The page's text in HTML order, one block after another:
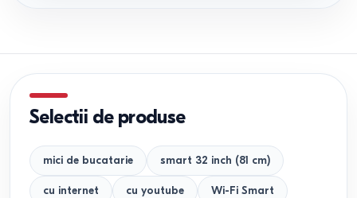
Selectii de produse
mici de bucatarie smart 32 inch (81 cm)
cu internet cu youtube Wi-Fi Smart